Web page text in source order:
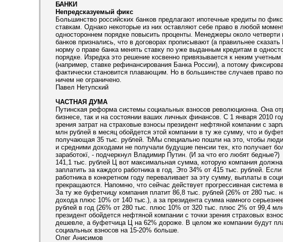
БАНКИ
Непредсказуемый фикс
Большинство российских банков предлагают ипотечные кредиты по
ставкам. Однако некоторые из них оставляют себе право в любой
одностороннем порядке повысить проценты. Менеджеры около четверти
банков признались, что в договорах прописывают (а правильнее
норму о праве банка менять ставку по уже выданным кредитам в
порядке. Изредка это решение косвенно привязывается к неким учетным
(например, ставке рефинансирования Банка России), а потому
фактически становится плавающим. Но в большинстве случаев право
ничем не ограничено.
Павел Нетупский
ЧАСТНАЯ ДУМА
Путинская реформа системы социальных взносов революционна. Она
бизнесе, так и на состоянии ваших личных финансов. С 1 января 2010
зрения затрат на страховые взносы президент нефтяной компании с
млн рублей в месяц обойдется этой компании в ту же сумму, что и
получающая 35 тыс. рублей. ЂМы специально пошли на это, чтобы
и средними доходами не получали будущие пенсии тех, кто получает
заработокї, - подчеркнул Владимир Путин. (И за что его любят бедные?)
141,1 тыс. рублей Ц вот максимальная сумма, которую компания
заплатить за каждого работника в год. Это 34% от 415 тыс. рублей.
работника в конкретном году переваливает за эту сумму, выплаты в
прекращаются. Напомню, что сейчас действует прогрессивная система
За ту же буфетчицу компания платит 86,8 тыс. рублей (26% от 280 тыс.
дохода плюс 10% от 140 тыс.), а за президента сумма намного
рублей в год (26% от 280 тыс. плюс 10% от 320 тыс. плюс 2% от 99,4
президент обойдется нефтяной компании с точки зрения страховых
дешевле, а буфетчица Ц на 62% дороже. В целом же компании будут
социальных взносов на 15-20% больше.
Олег Анисимов